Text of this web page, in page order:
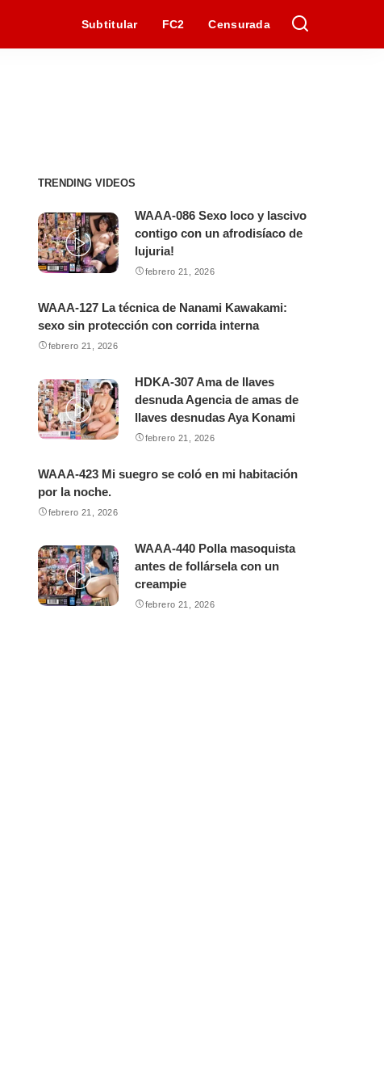
Subtitular FC2 Censurada
TRENDING VIDEOS
WAAA-086 Sexo loco y lascivo
contigo con un afrodisíaco de
lujuria!
febrero 21, 2026
WAAA-127 La técnica de Nanami Kawakami:
sexo sin protección con corrida interna
febrero 21, 2026
HDKA-307 Ama de llaves
desnuda Agencia de amas de
llaves desnudas Aya Konami
febrero 21, 2026
WAAA-423 Mi suegro se coló en mi habitación
por la noche.
febrero 21, 2026
WAAA-440 Polla masoquista
antes de follársela con un
creampie
febrero 21, 2026